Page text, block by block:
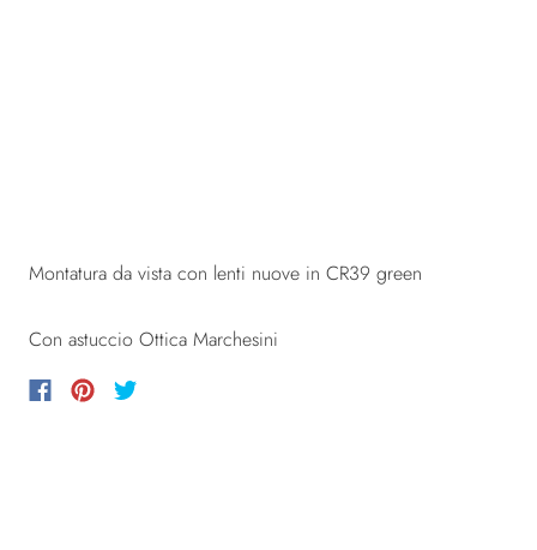
Montatura da vista con lenti nuove in CR39 green
Con astuccio Ottica Marchesini